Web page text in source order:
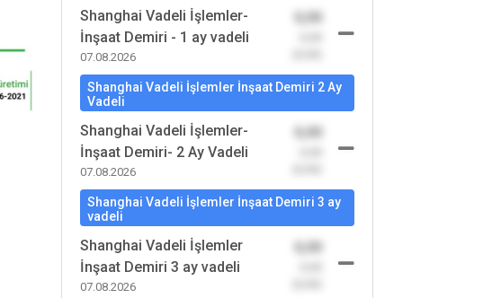
Shanghai Vadeli İşlemler-
İnşaat Demiri - 1 ay vadeli
07.08.2026
0,00
Shanghai Vadeli İşlemler İnşaat Demiri 2 Ay
Vadeli
Shanghai Vadeli İşlemler-
İnşaat Demiri- 2 Ay Vadeli
07.08.2026
0,00
Shanghai Vadeli İşlemler İnşaat Demiri 3 ay
vadeli
Shanghai Vadeli İşlemler
İnşaat Demiri 3 ay vadeli
07.08.2026
0,00